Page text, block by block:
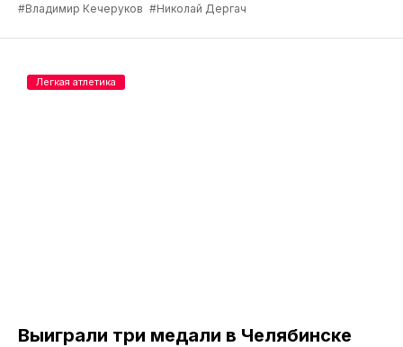
#Владимир Кечеруков #Николай Дергач
Выиграли три медали в Челябинске
Легкая атлетика